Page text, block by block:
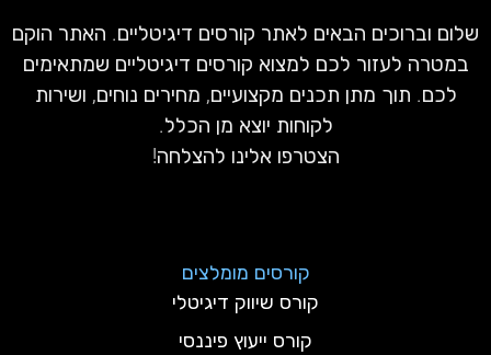
שלום וברוכים הבאים לאתר קורסים דיגיטליים. האתר הוקם
במטרה לעזור לכם למצוא קורסים דיגיטליים שמתאימים
לכם. תוך מתן תכנים מקצועיים, מחירים נוחים, ושירות
לקוחות יוצא מן הכלל.
הצטרפו אלינו להצלחה!
קורסים מומלצים
קורס שיווק דיגיטלי
קורס ייעוץ פיננסי